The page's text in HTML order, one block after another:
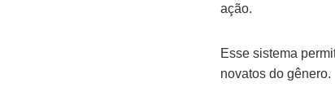
ação.
Esse sistema
novatos do gênero.